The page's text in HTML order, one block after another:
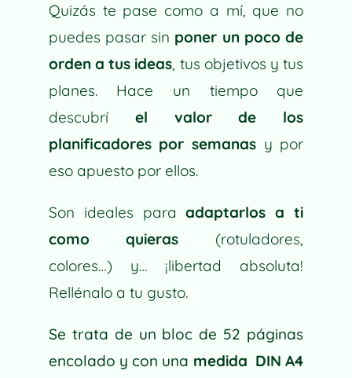
V
E
:
Quizás te pase como a mí, que no
puedes pasar sin poner un poco de
orden a tus ideas, tus objetivos y tus
planes. Hace un tiempo que
descubrí el valor de los
planificadores por semanas y por
eso apuesto por ellos.
Son ideales paraadaptarlos a ti
como quieras (rotuladores,
colores…) y… ¡libertad absoluta!
Rellénalo a tu gusto.
Se trata de un bloc de 52 páginas
encolado y con una medida DIN A4